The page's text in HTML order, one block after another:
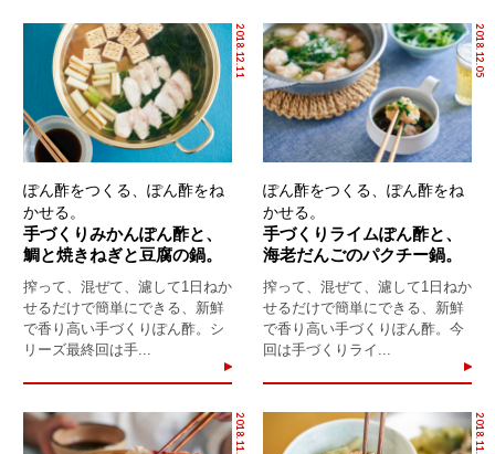
2018.12.11
ぽん酢をつくる、ぽん酢をね
かせる。
手づくりみかんぽん酢と、
鯛と焼きねぎと豆腐の鍋。
搾って、混ぜて、濾して1日ねか
せるだけで簡単にできる、新鮮
で香り高い手づくりぽん酢。シ
リーズ最終回は手...
2018.12.05
ぽん酢をつくる、ぽん酢をね
かせる。
手づくりライムぽん酢と、
海老だんごのパクチー鍋。
搾って、混ぜて、濾して1日ねか
せるだけで簡単にできる、新鮮
で香り高い手づくりぽん酢。今
回は手づくりライ...
2018.11.26 2018.11.20